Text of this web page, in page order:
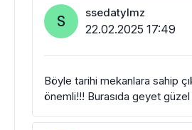
S ssedatylmz
22.02.2025 17:49
Böyle tarihi mekanlara sahip
önemli!!! Burasıda geyet güzel